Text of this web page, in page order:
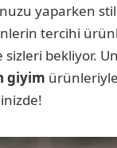
yaparken
tercihi
bekliyor.
giyim